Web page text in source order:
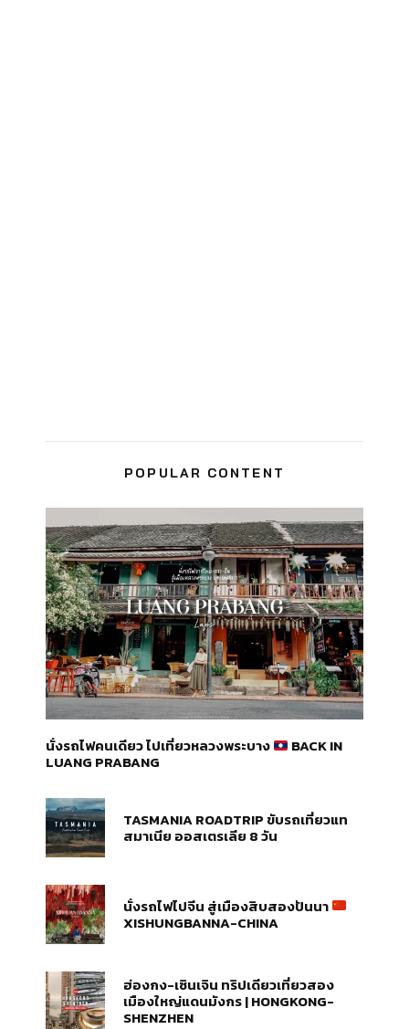
POPULAR CONTENT
นั่งรถไฟคนเดียว ไปเที่ยวหลวงพระบาง BACK IN
LUANG PRABANG
TASMANIA ROADTRIP ขับรถเที่ยวแท
สมาเนีย ออสเตรเลีย 8 วัน
นั่งรถไฟไปจีน สู่เมืองสิบสองปันนา
XISHUNGBANNA-CHINA
ฮ่องกง-เซินเจิน ทริปเดียวเที่ยวสอง
เมืองใหญ่แดนมังกร | HONGKONG-
SHENZHEN